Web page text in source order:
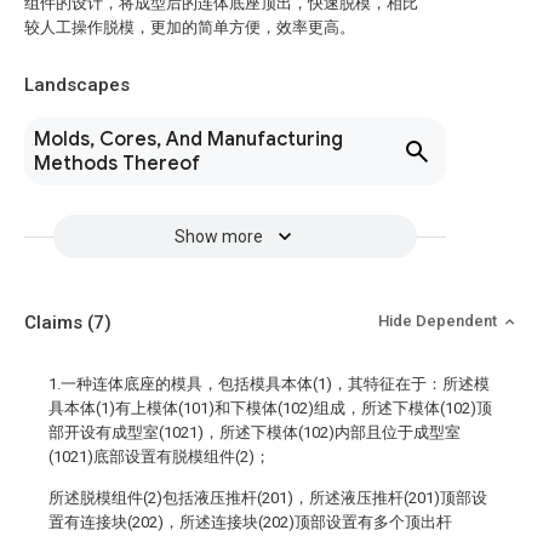
较人工操作脱模，更加的简单方便，效率更高。
Landscapes
Molds, Cores, And Manufacturing
Methods Thereof
Show more
Claims (7) Hide Dependent
1.一种连体底座的模具，包括模具本体(1)，其特征在于：所述模
具本体(1)有上模体(101)和下模体(102)组成，所述下模体(102)顶
部开设有成型室(1021)，所述下模体(102)内部且位于成型室
(1021)底部设置有脱模组件(2)；
所述脱模组件(2)包括液压推杆(201)，所述液压推杆(201)顶部设
置有连接块(202)，所述连接块(202)顶部设置有多个顶出杆